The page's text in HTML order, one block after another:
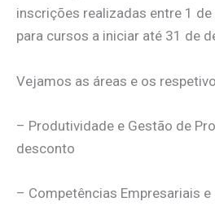
inscrições realizadas entre 1
para cursos a iniciar até 31 de
Vejamos as áreas e os
– Produtividade e Gestão de
desconto
– Competências Empresariais